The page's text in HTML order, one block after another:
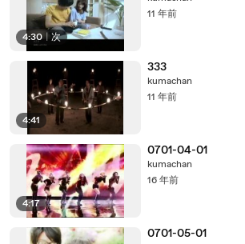
4:30 | 次
11 年前
4:41
333
kumachan
11 年前
4:17
0701-04-01
kumachan
16 年前
0701-05-01